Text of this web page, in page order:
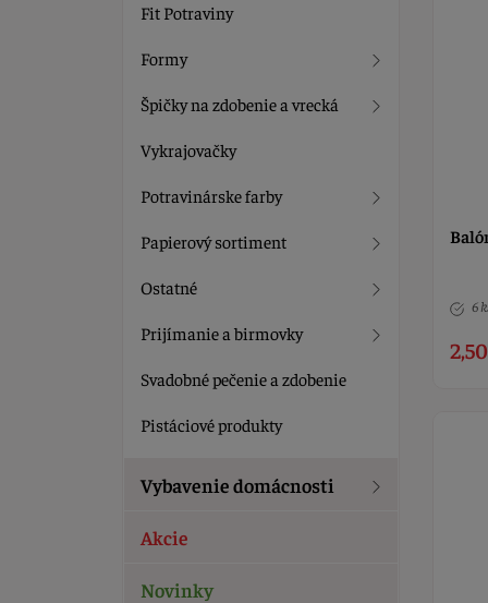
6
Fit Potraviny
Formy
Špičky na zdobenie a vrecká
Vykrajovačky
Potravinárske farby
Papierový sortiment
Ostatné
Prijímanie a birmovky
Svadobné pečenie a zdobenie
Pistáciové produkty
Vybavenie domácnosti
Akcie
Novinky